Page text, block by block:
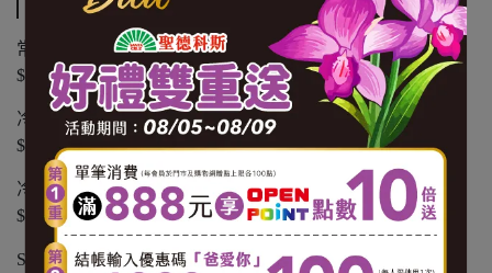
運送方式
常溫商品：黑貓常溫宅配 $1200 免運，未滿 $1200 酌收
$100 運費。
冷凍商品：黑貓冷凍宅配 $1500 免運，未滿 $1500 酌收
$150 運費。
冷藏商品：黑貓冷藏宅配 $1500 免運，未滿 $1500 酌收
$150 運費。
SANTA GO 外送：不分溫層 $799 免運，未滿 $799 以實際